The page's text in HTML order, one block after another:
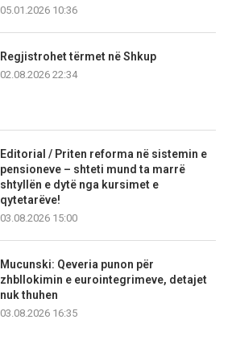
05.01.2026 10:36
Regjistrohet tërmet në Shkup
02.08.2026 22:34
Editorial / Priten reforma në sistemin e
pensioneve – shteti mund ta marrë
shtyllën e dytë nga kursimet e
qytetarëve!
03.08.2026 15:00
Mucunski: Qeveria punon për
zhbllokimin e eurointegrimeve, detajet
nuk thuhen
03.08.2026 16:35